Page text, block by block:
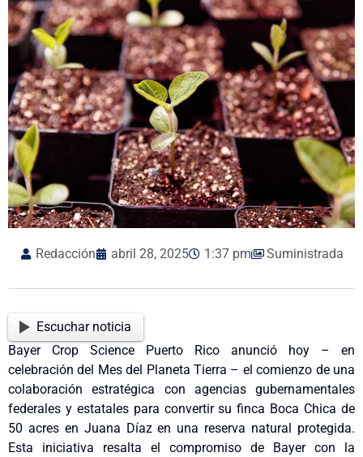
Redacción abril 28, 2025 1:37 pm Suministrada
Escuchar noticia
Bayer Crop Science Puerto Rico anunció hoy – en
celebración del Mes del Planeta Tierra – el comienzo de una
colaboración estratégica con agencias gubernamentales
federales y estatales para convertir su finca Boca Chica de
50 acres en Juana Díaz en una reserva natural protegida.
Esta iniciativa resalta el compromiso de Bayer con la